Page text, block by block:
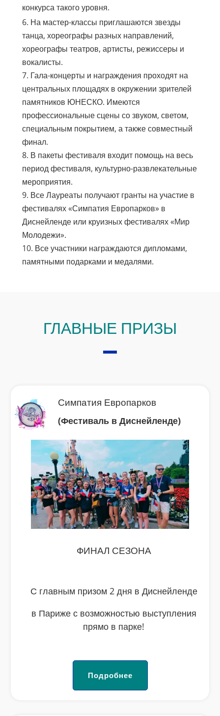
конкурса такого уровня.
6. На мастер-классы приглашаются звезды
танца, хореографы разных направлений,
хореографы театров, артисты, режиссеры и
вокалисты.
7. Гала-концерты и награждения проходят на
центральных площадях в окружении зрителей
памятников ЮНЕСКО. Имеются
профессиональные сцены со звуком, светом,
специальным покрытием, а также совместный
финал.
8. В пакеты фестиваля входит помощь на весь
период фестиваля, культурно-развлекательные
мероприятия.
9. Все Лауреаты получают гранты на участие в
фестивалях «Симпатия Европарков» в
Диснейленде или круизных фестивалях «Мир
Молодежи».
10. Все участники награждаются дипломами,
памятными подарками и медалями.
ГЛАВНЫЕ ПРИЗЫ
Симпатия Европарков
(Фестиваль в Диснейленде)
ФИНАЛ СЕЗОНА
С главным призом 2 дня в Диснейленде
в Париже с возможностью выступления
прямо в парке!
Подробнее